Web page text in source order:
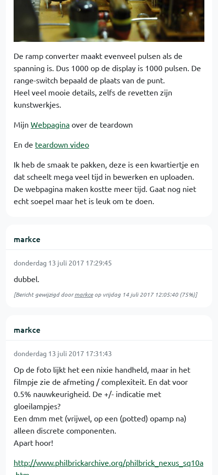
De ramp converter maakt evenveel pulsen als de
spanning is. Dus 1000 op de display is 1000 pulsen. De
range-switch bepaald de plaats van de punt.
Heel veel mooie details, zelfs de revetten zijn
kunstwerkjes.
Mijn Webpagina over de teardown
En de teardown video
Ik heb de smaak te pakken, deze is een kwartiertje en
dat scheelt mega veel tijd in bewerken en uploaden.
De webpagina maken kostte meer tijd. Gaat nog niet
echt soepel maar het is leuk om te doen.
markce
donderdag 13 juli 2017 17:29:45
dubbel.
[Bericht gewijzigd doormarkceop vrijdag 14 juli 2017 12:05:40(75%)]
markce
donderdag 13 juli 2017 17:31:43
Op de foto lijkt het een nixie handheld, maar in het
filmpje zie de afmeting / complexiteit. En dat voor
0.5% nauwkeurigheid. De +/- indicatie met
gloeilampjes?
Een dmm met (vrijwel, op een (potted) opamp na)
alleen discrete componenten.
Apart hoor!
http://www.philbrickarchive.org/philbrick_nexus_sq10a